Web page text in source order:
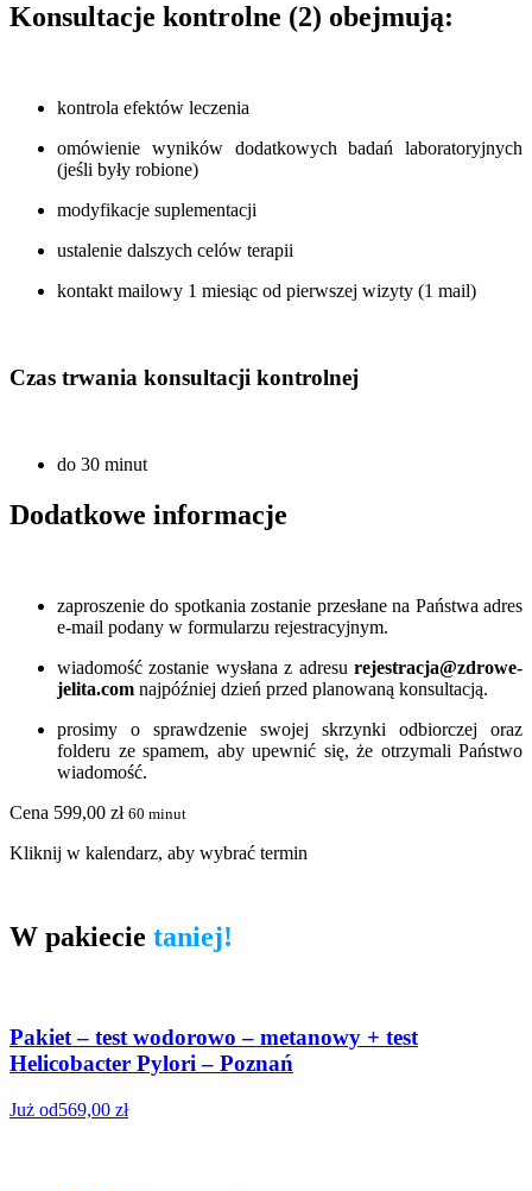
Konsultacje kontrolne (2) obejmują:
kontrola efektów leczenia
omówienie wyników dodatkowych badań laboratoryjnych
(jeśli były robione)
modyfikacje suplementacji
ustalenie dalszych celów terapii
kontakt mailowy 1 miesiąc od pierwszej wizyty (1 mail)
Czas trwania konsultacji kontrolnej
do 30 minut
Dodatkowe informacje
zaproszenie do spotkania zostanie przesłane na Państwa adres
e-mail podany w formularzu rejestracyjnym.
wiadomość zostanie wysłana z adresu rejestracja@zdrowe-
jelita.com najpóźniej dzień przed planowaną konsultacją.
prosimy o sprawdzenie swojej skrzynki odbiorczej oraz
folderu ze spamem, aby upewnić się, że otrzymali Państwo
wiadomość.
Cena 599,00 zł 60 minut
Kliknij w kalendarz, aby wybrać termin
W pakiecie taniej!
Pakiet – test wodorowo – metanowy + test
Helicobacter Pylori – Poznań
Już od569,00 zł